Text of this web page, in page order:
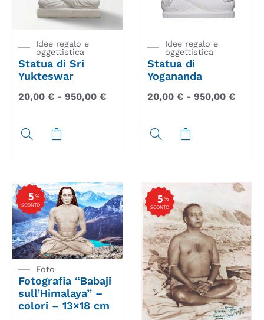
Idee regalo e
oggettistica
Statua di Sri
Yukteswar
20,00 € - 950,00 €
Idee regalo e
oggettistica
Statua di
Yogananda
20,00 € - 950,00 €
%
SCONTO
5
Foto
Fotografia “Babaji
sull’Himalaya” –
colori – 13×18 cm
%
SCONTO
5